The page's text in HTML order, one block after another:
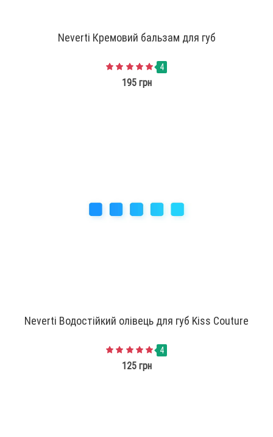
Neverti Кремовий бальзам для губ
4
195 грн
Neverti Водостійкий олівець для губ Kiss Couture
4
125 грн